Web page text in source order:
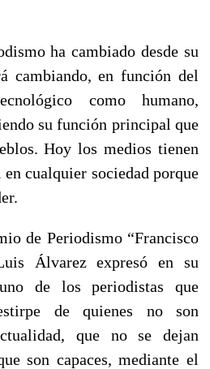
ha cambiado desde su
cambiando, en función del
como humano,
su función principal que
Hoy los medios tienen
cualquier sociedad porque
de Periodismo “Francisco
Álvarez expresó en su
de los periodistas que
de quienes no son
que no se dejan
son capaces, mediante el